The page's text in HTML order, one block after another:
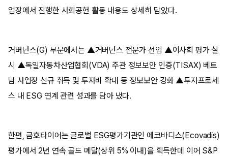
업장에서 진행한 사회공헌 활동 내용도 상세히 담았다.
거버넌스(G) 부문에서는 ▲거버넌스 전문가 선임 ▲이사회 평가 실
시 ▲독일자동차산업협회(VDA) 주관 정보보안 인증(TISAX) 베트
남 사업장 신규 취득 및 투자비 확대 등 정보보안 강화 ▲투자프로세
스 내 ESG 연계 관련 성과를 담아 냈다.
한편, 금호타이어는 글로벌 ESG평가기관인 에코바디스(Ecovadis)
평가에서 2년 연속 골드 메달(상위 5% 이내)을 획득한데 이어 S&P